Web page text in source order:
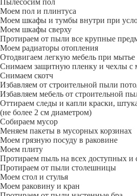
Пылесосим пол
Моем пол и плинтуса
Моем шкафы и тумбы внутри при
Моем шкафы сверху
Протираем от пыли все крупные
Моем радиаторы отопления
Отодвигаем легкую мебель при мытье
Снимаем защитную пленку и чехлы с
Снимаем скотч
Избавляем от строительной пыли
Избавляем мебель от строительной
Оттираем следы и капли краски,
(не более 2 см диаметром)
Собираем мусор
Меняем пакеты в мусорных корзинах
Моем грязную посуду в раковине
Моем плиту
Протираем пыль на всех доступных и
Протираем от пыли столешницы
Моем стол и стулья
Моем раковину и кран